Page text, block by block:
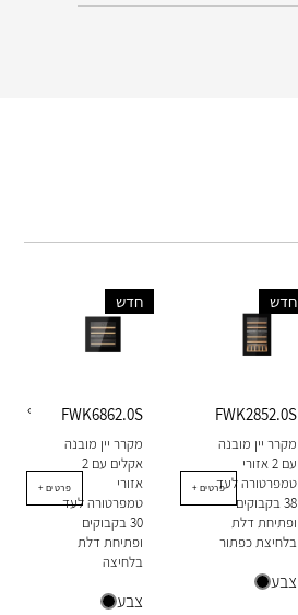
‹
חדש
FWK6862.0S
מקרר יין מובנה
אקלים עם 2
אזורי
טמפרטורה לעד
30 בקבוקים
ופתיחת דלת
בלחיצה
צבע
+ פרטים
חדש
FWK2852.0S
מקרר יין מובנה
עם 2 אזורי
טמפרטורה לעד
38 בקבוקים
ופתיחת דלת
בלחיצת כפתור
צבע
+ פרטים